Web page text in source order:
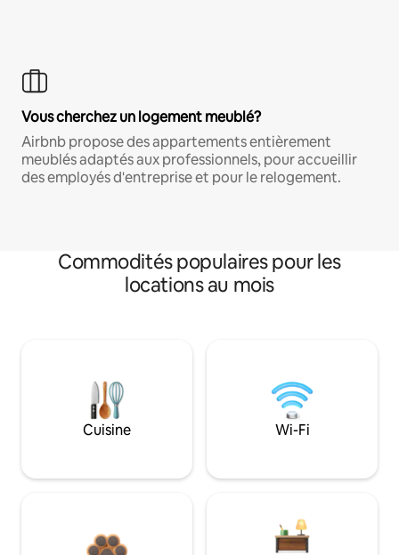
Vous cherchez un logement meublé?
Airbnb propose des appartements entièrement
meublés adaptés aux professionnels, pour accueillir
des employés d'entreprise et pour le relogement.
Commodités populaires pour les
locations au mois
Cuisine Wi-Fi